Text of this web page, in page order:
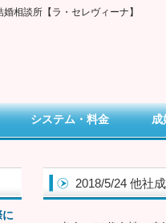
相談所【ラ・セレヴィーナ】
システム・料金 成
2018/5/24 他社